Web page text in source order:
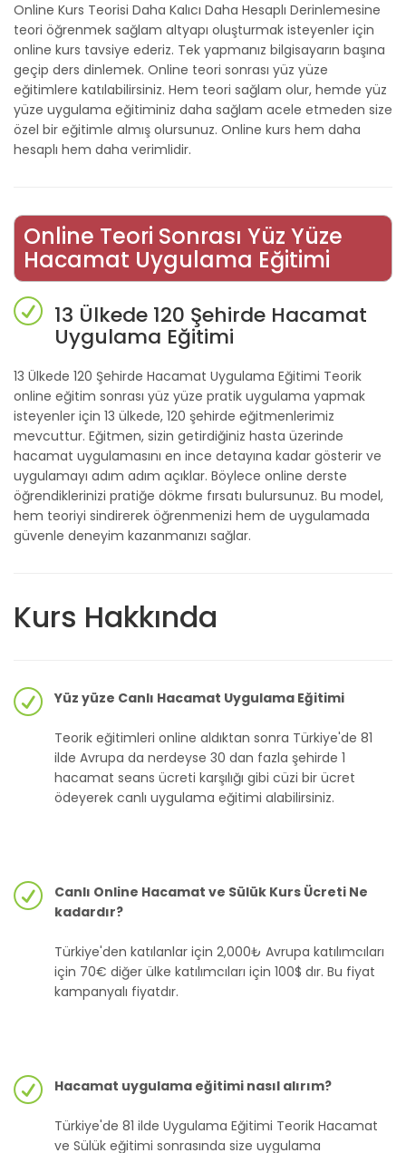
Online Kurs Teorisi Daha Kalıcı Daha Hesaplı Derinlemesine
teori öğrenmek sağlam altyapı oluşturmak isteyenler için
online kurs tavsiye ederiz. Tek yapmanız bilgisayarın başına
geçip ders dinlemek. Online teori sonrası yüz yüze
eğitimlere katılabilirsiniz. Hem teori sağlam olur, hemde yüz
yüze uygulama eğitiminiz daha sağlam acele etmeden size
özel bir eğitimle almış olursunuz. Online kurs hem daha
hesaplı hem daha verimlidir.
Online Teori Sonrası Yüz Yüze
Hacamat Uygulama Eğitimi
13 Ülkede 120 Şehirde Hacamat
Uygulama Eğitimi
13 Ülkede 120 Şehirde Hacamat Uygulama Eğitimi Teorik
online eğitim sonrası yüz yüze pratik uygulama yapmak
isteyenler için 13 ülkede, 120 şehirde eğitmenlerimiz
mevcuttur. Eğitmen, sizin getirdiğiniz hasta üzerinde
hacamat uygulamasını en ince detayına kadar gösterir ve
uygulamayı adım adım açıklar. Böylece online derste
öğrendiklerinizi pratiğe dökme fırsatı bulursunuz. Bu model,
hem teoriyi sindirerek öğrenmenizi hem de uygulamada
güvenle deneyim kazanmanızı sağlar.
Kurs Hakkında
Yüz yüze Canlı Hacamat Uygulama Eğitimi
Teorik eğitimleri online aldıktan sonra Türkiye'de 81
ilde Avrupa da nerdeyse 30 dan fazla şehirde 1
hacamat seans ücreti karşılığı gibi cüzi bir ücret
ödeyerek canlı uygulama eğitimi alabilirsiniz.
Canlı Online Hacamat ve Sülük Kurs Ücreti Ne
kadardır?
Türkiye'den katılanlar için 2,000₺ Avrupa katılımcıları
için 70€ diğer ülke katılımcıları için 100$ dır. Bu fiyat
kampanyalı fiyatdır.
Hacamat uygulama eğitimi nasıl alırım?
Türkiye'de 81 ilde Uygulama Eğitimi Teorik Hacamat
ve Sülük eğitimi sonrasında size uygulama